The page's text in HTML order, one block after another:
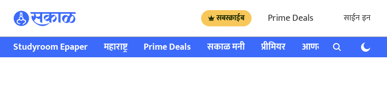
सबस्क्राईब Prime Deals साईन इन
Studyroom Epaper महाराष्ट्र Prime Deals सकाळ मनी प्रीमियर आणखी राशी भविष्य